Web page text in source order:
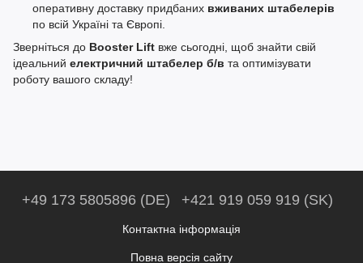
оперативну доставку придбаних вживаних штабелерів
по всій Україні та Європі.
Зверніться до Booster Lift вже сьогодні, щоб знайти свій
ідеальний електричний штабелер б/в та оптимізувати
роботу вашого складу!
+49 173 5805896 (DE) +421 919 059 919 (SK)
Контактна інформація
Повна версія сайту